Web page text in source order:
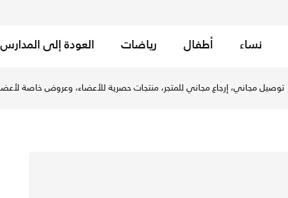
نساء أطفال رياضات العودة إلى المدارس
توصيل مجاني، إرجاع مجاني للمتجر، منتجات حصرية للأعضاء، وعروض خاصة